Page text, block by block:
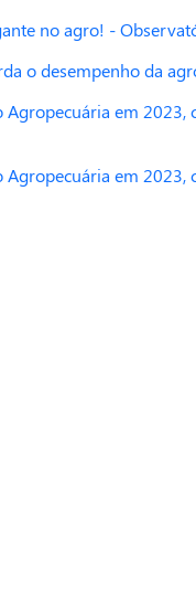
no agro! -
o desempenho da
Agropecuária em
Agropecuária em